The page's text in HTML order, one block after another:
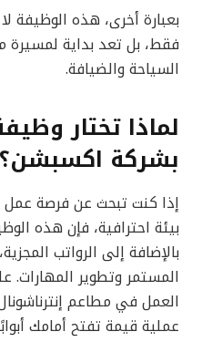
بعبارة أخرى، هذه
فقط، بل تعد بداية
السياحة والضيافة.
لماذا تختار
بشركة اكسبشن؟
إذا كنت تبحث عن فرصة عمل
بيئة احترافية، فإن هذه
بالإضافة إلى الرواتب
المستمر وتطوير المهارات.
العمل في مطاعم
عملية قيمة تفتح أمامك